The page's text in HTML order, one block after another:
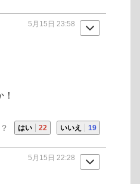
5月15日 23:58
はい 22 いいえ 19
5月15日 22:28